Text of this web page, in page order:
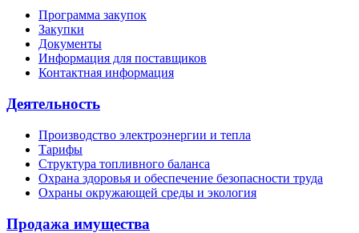
Программа закупок
Закупки
Документы
Информация для поставщиков
Контактная информация
Деятельность
Производство электроэнергии и тепла
Тарифы
Структура топливного баланса
Охрана здоровья и обеспечение безопасности труда
Охраны окружающей среды и экология
Продажа имущества